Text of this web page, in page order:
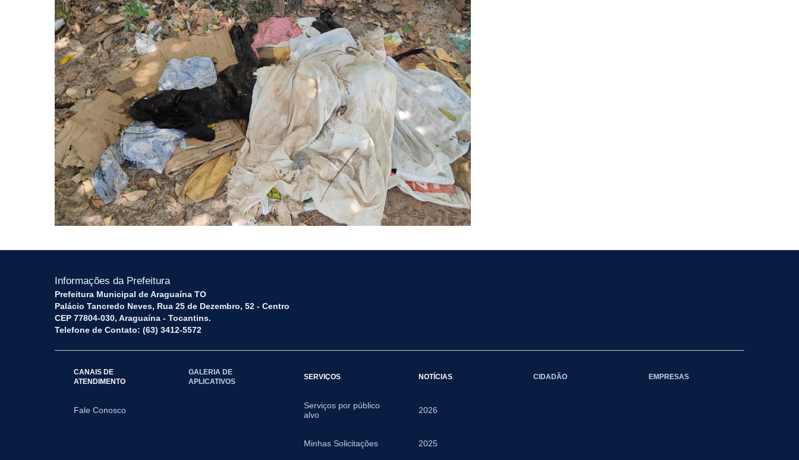
Informações da Prefeitura
Prefeitura Municipal de Araguaína TO
Palácio Tancredo Neves, Rua 25 de Dezembro, 52 - Centro
CEP 77804-030, Araguaína - Tocantins.
Telefone de Contato: (63) 3412-5572
CANAIS DE
ATENDIMENTO
Fale Conosco
GALERIA DE
APLICATIVOS
SERVIÇOS
Serviços por público
alvo
Minhas Solicitações
NOTÍCIAS
2026
2025
CIDADÃO EMPRESAS